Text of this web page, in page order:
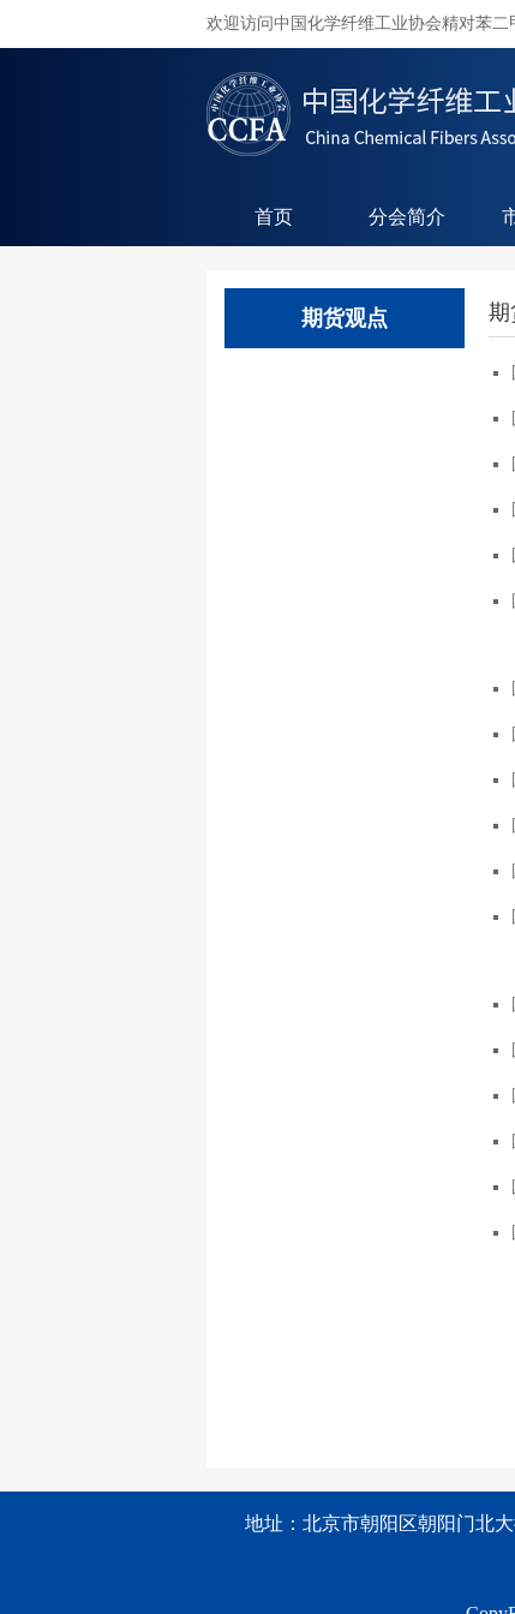
欢迎访问中国化学纤维工业协会精对苯二
首页 分会简介
期货观点 期
地址：北京市朝阳区朝阳门北